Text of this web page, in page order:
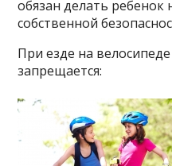
обязан делать ребенок
собственной
При езде на
запрещается: